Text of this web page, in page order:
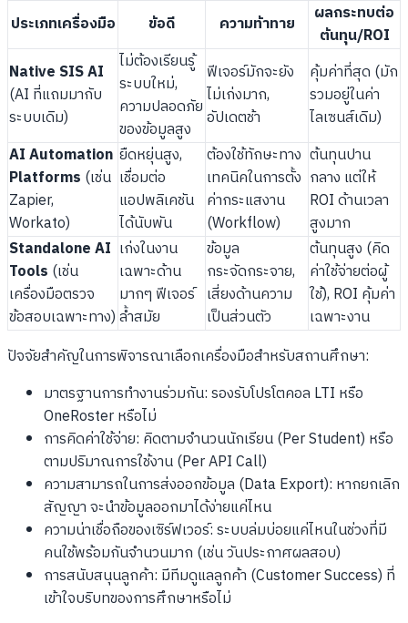
ประเภทเครื่องมือ ข้อดี ความท้าทาย
ผลกระทบต่อ
ต้นทุน/ROI
Native SIS AI
(AI ที่แถมมากับ
ระบบเดิม)
ไม่ต้องเรียนรู้
ระบบใหม่,
ความปลอดภัย
ของข้อมูลสูง
ฟีเจอร์มักจะยัง
ไม่เก่งมาก,
อัปเดตช้า
คุ้มค่าที่สุด (มัก
รวมอยู่ในค่า
ไลเซนส์เดิม)
AI Automation
Platforms (เช่น
Zapier,
Workato)
ยืดหยุ่นสูง,
เชื่อมต่อ
แอปพลิเคชัน
ได้นับพัน
ต้องใช้ทักษะทาง
เทคนิคในการตั้ง
ค่ากระแสงาน
(Workflow)
ต้นทุนปาน
กลาง แต่ให้
ROI ด้านเวลา
สูงมาก
Standalone AI
Tools (เช่น
เครื่องมือตรวจ
ข้อสอบเฉพาะทาง)
เก่งในงาน
เฉพาะด้าน
มากๆ ฟีเจอร์
ล้ำสมัย
ข้อมูล
กระจัดกระจาย,
เสี่ยงด้านความ
เป็นส่วนตัว
ต้นทุนสูง (คิด
ค่าใช้จ่ายต่อผู้
ใช้), ROI คุ้มค่า
เฉพาะงาน
ปัจจัยสำคัญในการพิจารณาเลือกเครื่องมือสำหรับสถานศึกษา:
มาตรฐานการทำงานร่วมกัน: รองรับโปรโตคอล LTI หรือ
OneRoster หรือไม่
การคิดค่าใช้จ่าย: คิดตามจำนวนนักเรียน (Per Student) หรือ
ตามปริมาณการใช้งาน (Per API Call)
ความสามารถในการส่งออกข้อมูล (Data Export): หากยกเลิก
สัญญา จะนำข้อมูลออกมาได้ง่ายแค่ไหน
ความน่าเชื่อถือของเซิร์ฟเวอร์: ระบบล่มบ่อยแค่ไหนในช่วงที่มี
คนใช้พร้อมกันจำนวนมาก (เช่น วันประกาศผลสอบ)
การสนับสนุนลูกค้า: มีทีมดูแลลูกค้า (Customer Success) ที่
เข้าใจบริบทของการศึกษาหรือไม่